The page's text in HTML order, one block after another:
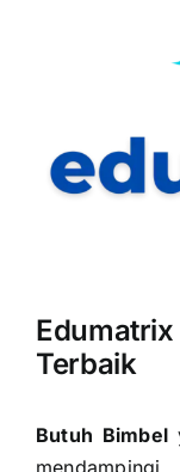
Edumatrix
Terbaik
Butuh Bimbel